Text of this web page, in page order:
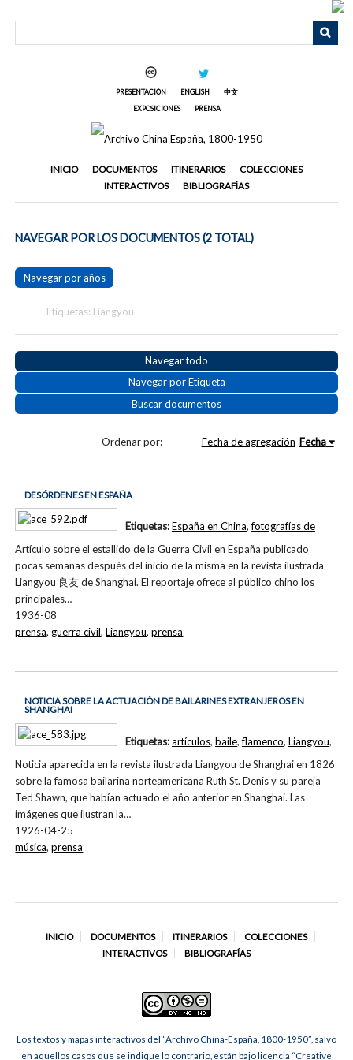
PRESENTACIÓN ENGLISH
中文
EXPOSICIONES
PRENSA
INICIO DOCUMENTOS ITINERARIOS
COLECCIONES
INTERACTIVOS
BIBLIOGRAFÍAS
NAVEGAR POR LOS DOCUMENTOS (2 TOTAL)
Navegar por años
Etiquetas: Liangyou
Navegar todo
Navegar por Etiqueta
Buscar documentos
Ordenar por: Fecha de agregación Fecha
DESÓRDENES EN ESPAÑA
Artículo sobre el estallido de la Guerra Civil en España publicado
pocas semanas después del inicio de la misma en la revista ilustrada
Liangyou 良友 de Shanghai. El reportaje ofrece al público chino los
principales…
1936-08
Etiquetas:España en China,fotografías de
prensa, guerra civil,Liangyou,prensa
NOTICIA SOBRE LA ACTUACIÓN DE BAILARINES EXTRANJEROS EN
SHANGHAI
Noticia aparecida en la revista ilustrada Liangyou de Shanghai en 1826
sobre la famosa bailarina norteamericana Ruth St. Denis y su pareja
Ted Shawn, que habían actuado el año anterior en Shanghai. Las
imágenes que ilustran la…
1926-04-25
Etiquetas:artículos, baile,flamenco, Liangyou,
música,prensa
INICIO DOCUMENTOS ITINERARIOS
COLECCIONES
INTERACTIVOS
BIBLIOGRAFÍAS
Los textos y mapas interactivos del “Archivo China-España, 1800-1950”, salvo
en aquellos casos que se indique lo contrario, están bajo licencia “Creative